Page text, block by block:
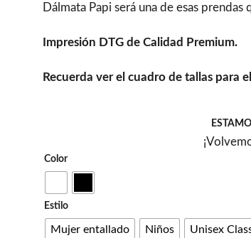
Dálmata Papi será una de esas prendas
Impresión DTG de Calidad Premium.
Recuerda ver el cuadro de tallas para
Color
Estilo
Mujer entallado Niños Unisex